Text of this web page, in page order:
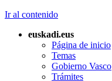
Ir al contenido
euskadi.eus
Página de inicio
Temas
Gobierno Vasco
Trámites